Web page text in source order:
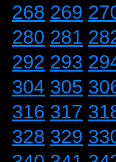
268 269
280 281
292 293
304 305
316 317
328 329